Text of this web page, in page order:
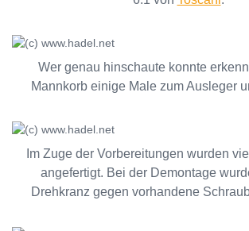
Wer genau hinschaute konnte
Mannkorb einige Male zum Ausleger
Im Zuge der Vorbereitungen wurden
angefertigt. Bei der Demontage
Drehkranz gegen vorhandene